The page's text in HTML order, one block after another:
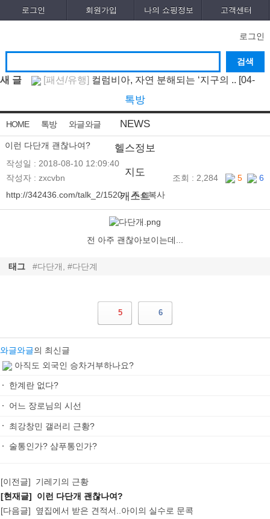
로그인 회원가입 나의 쇼핑정보 고객센터
로그인
새 글 [패션/유행] 컬럼비아, 자연 분해되는 ‘지구의 .. [04-
ITZY 류진, 동해안 산불 피해 성금
5..[04-12]
[보도자료/칼럼] GS25, 워너브라더스와 배트맨콜라
[04-05]
[건강] 봄철 자살률 증가, 10대 청소년이 위..
[건강] 향긋한 봄내음 가득 제철나물, 효능..
[건강] 봄에 심해지는 알레르기 비염 예방수..
28][보도자료/칼럼]
오뚜기, 브랜드 경험 공간 ‘오키친
..[03-28]
[보도자료/칼럼] GS25, 하이트진로와 손잡고 ‘갓생
폭..[05-24]
[건강] 무조건 탄수화물 끊기? 당류부터 줄..[05-19]
운동 어려울때 다이어트 도움되는
톡방
NEWS
헬스정보
지도
캐스트
HOME 톡방 와글와글
이런 다단개 괜찮나여?
작성일 : 2018-08-10 12:09:40
작성자 : zxcvbn 조회 : 2,284 5
6
http://342436.com/talk_2/1520
주소복사
전 아주 괜찮아보이는데...
태그 #다단개, #다단계
5 6
와글와글의 최신글
아직도 외국인 승차거부하나요?
한계란 없다?
어느 장로님의 시선
최강창민 갤러리 근황?
술통인가? 샴푸통인가?
[이전글] 기레기의 근황
[현재글] 이런 다단개 괜찮나여?
[다음글] 옆집에서 받은 견적서..아이의 실수로 문콕